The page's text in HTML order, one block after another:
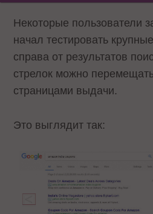
Некоторые пользователи
начал тестировать
справа от результатов
стрелок можно
страницами выдачи.
Это выглядит так: